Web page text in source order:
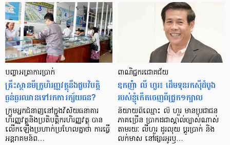
បញ្ហា​អត្រា​ការប្រាក់
គ្រឹះស្ថាន​មីក្រូ​ហិរញ្ញវត្ថុ​នឹង​ជួប​វិបត្តិ​
ធ្ងន់ធ្ងរ​ឈាន​ទៅ​រក​ការ​ក្ស័យធន?
ក្រុម​អ្នក​ជំនាញ​នៅ​ក្នុង​វិស័យ​ធនាគារ
ហិរញ្ញវត្ថុ​និង​ប្រតិបត្តិករ​ហិរញ្ញ​វត្ថុ បាន​​
លើក​ឡើង​ប្រហាក់​ប្រហែល​គ្នា​ថា ការ​ធ្វើ​
អន្តរាគមន៍​ព…
ពាណិជ្ជករជោគជ័យ
ឧកញ៉ា លី ហួរ៖ ដើមទុនរកស៊ីដំបូង
របស់ខ្ញុំកើតចេញពីជ្រូក១ក្បាល
និយាយ​ពី​ឈ្មោះ លី ហួរ មាន​ប្រជាជន​
ភាគ​ច្រើន ប្រាកដ​ជា​ស្គាល់​ច្បាស់​ណាស់
តាមរយៈ លីហួរ ដូរ​លុយ ប្តូរ​បា្រក់ និង​
លក់​មាស នៅ​ផ្សារ​អូរ​ឫ…